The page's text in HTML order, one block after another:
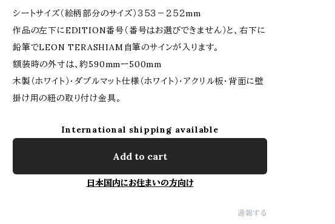
シートサイズ（絵柄部分のサイズ）３５３－２５２mm
作品の左下にEDITION番号（番号はお選びできません）と、右下に
鉛筆でLEON TERASHIAM自筆のサインが入ります。
額装時の外寸は、約590mmー500mm
木製（ホワイト）・ダブルマット仕様（ホワイト）・アクリル板・背面に壁
掛け用の紐の取り付け金具。
International shipping available
Add to cart
日本国内にお住まいの方向け
通報する